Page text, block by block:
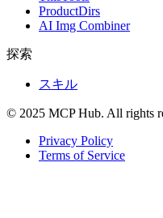
ProductDirs
AI Img Combiner
探索
スキル
© 2025 MCP Hub. All rights
Privacy Policy
Terms of Service